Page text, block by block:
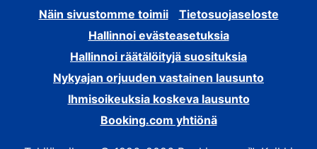
Näin sivustomme toimii
Tietosuojaseloste
Hallinnoi evästeasetuksia
Hallinnoi räätälöityjä suosituksia
Nykyajan orjuuden vastainen lausunto
Ihmisoikeuksia koskeva lausunto
Booking.com yhtiönä